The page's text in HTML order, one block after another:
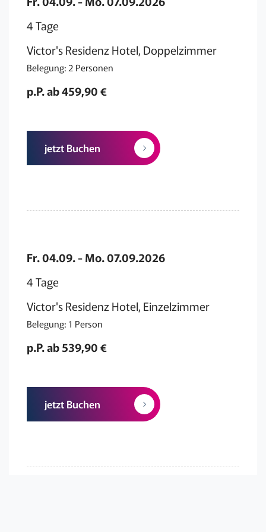
4 Tage
Victor's Residenz Hotel, Doppelzimmer
Belegung: 2 Personen
p.P. ab 459,90 €
jetzt Buchen
Fr. 04.09. - Mo. 07.09.2026
4 Tage
Victor's Residenz Hotel, Einzelzimmer
Belegung: 1 Person
p.P. ab 539,90 €
jetzt Buchen